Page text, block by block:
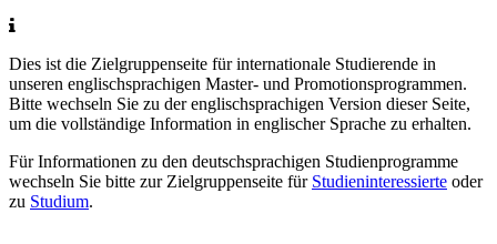
Dies ist die Zielgruppenseite für internationale Studierende in
unseren englischsprachigen Master- und Promotionsprogrammen.
Bitte wechseln Sie zu der englischsprachigen Version dieser Seite,
um die vollständige Information in englischer Sprache zu erhalten.
Für Informationen zu den deutschsprachigen Studienprogramme
wechseln Sie bitte zur Zielgruppenseite für Studieninteressierte oder
zu Studium.